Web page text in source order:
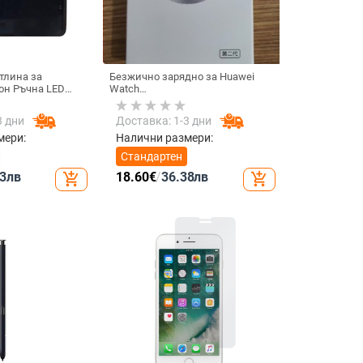
за
Ръчна LED
излъчване
Запълваща
телефон
дни
лв add_shopping_cart
Безжично зарядно за Huawei
Watch
GT6/GT5/Watch5/Watch4/GT4 –
метален корпус, магнитно
зареждане, QC 3.0 бързо
зареждане, 5W изход
Доставка: 1-3 дни
Налични размери:
Стандартен
18.60€/36.38лв add_shopping_cart